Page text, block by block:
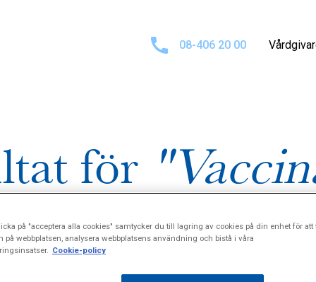
08-406 20 00
för
på "acceptera alla cookies" samtycker du till lagring av cookies på din enhet för att
på webbplatsen, analysera webbplatsens användning och bistå i våra
Cookie-policy